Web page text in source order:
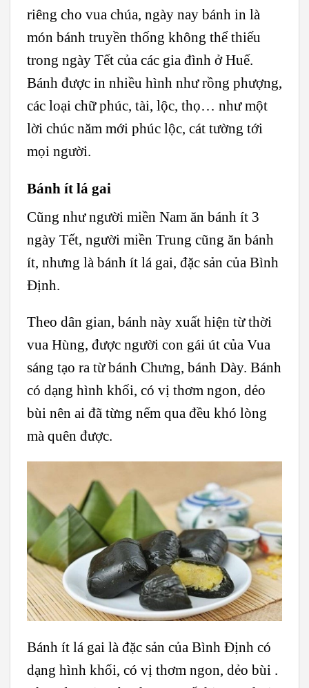
riêng cho vua chúa, ngày nay bánh in là
món bánh truyền thống không thể thiếu
trong ngày Tết của các gia đình ở Huế.
Bánh được in nhiều hình như rồng phượng,
các loại chữ phúc, tài, lộc, thọ… như một
lời chúc năm mới phúc lộc, cát tường tới
mọi người.
Bánh ít lá gai
Cũng như người miền Nam ăn bánh ít 3
ngày Tết, người miền Trung cũng ăn bánh
ít, nhưng là bánh ít lá gai, đặc sản của Bình
Định.
Theo dân gian, bánh này xuất hiện từ thời
vua Hùng, được người con gái út của Vua
sáng tạo ra từ bánh Chưng, bánh Dày. Bánh
có dạng hình khối, có vị thơm ngon, dẻo
bùi nên ai đã từng nếm qua đều khó lòng
mà quên được.
Bánh ít lá gai là đặc sản của Bình Định có
dạng hình khối, có vị thơm ngon, dẻo bùi .